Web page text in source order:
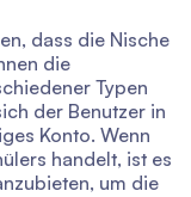
dass die Nische
die
Typen
der Benutzer in
Konto. Wenn
handelt, ist es
um die